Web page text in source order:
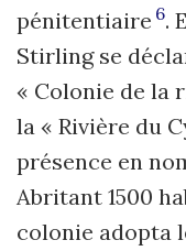
pénitentiaire 6.
Stirling se
« Colonie de la
la « Rivière du
présence en
Abritant 1500
colonie adopta